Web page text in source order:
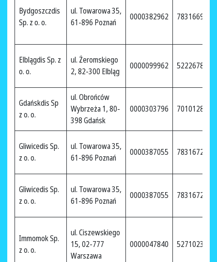
Bydgoszczdis
Sp. z o. o.
ul. Towarowa 35,
61-896 Poznań
0000382962 7831669910
Elblągdis Sp. z
o. o.
ul. Żeromskiego
2, 82-300 Elbląg
0000099962 5222678248
Gdańskdis Sp
z o. o.
ul. Obrońców
Wybrzeża 1, 80-
398 Gdańsk
0000303796 7010128780
Gliwicedis Sp.
z o. o.
ul. Towarowa 35,
61-896 Poznań
0000387055 7831672846
Gliwicedis Sp.
z o. o.
ul. Towarowa 35,
61-896 Poznań
0000387055 7831672846
Immomok Sp.
z o. o.
ul. Ciszewskiego
15, 02-777
Warszawa
0000047840 5271023642